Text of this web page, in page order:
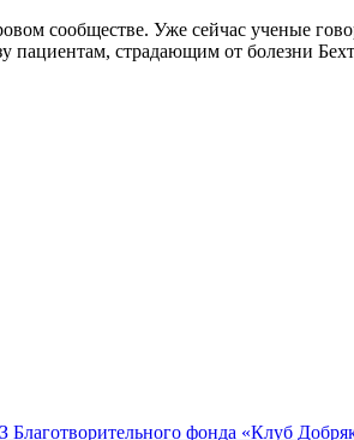
сообществе. Уже сейчас ученые
страдающим от болезни